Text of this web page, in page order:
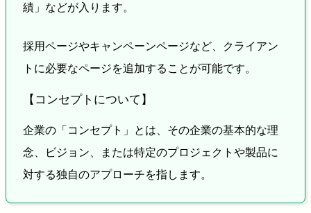
績」などが入ります。
採用ページやキャンペーンページなど、クライアン
トに必要なページを追加することが可能です。
【コンセプトについて】
企業の「コンセプト」とは、その企業の基本的な理
念、ビジョン、または特定のプロジェクトや製品に
対する独自のアプローチを指します。